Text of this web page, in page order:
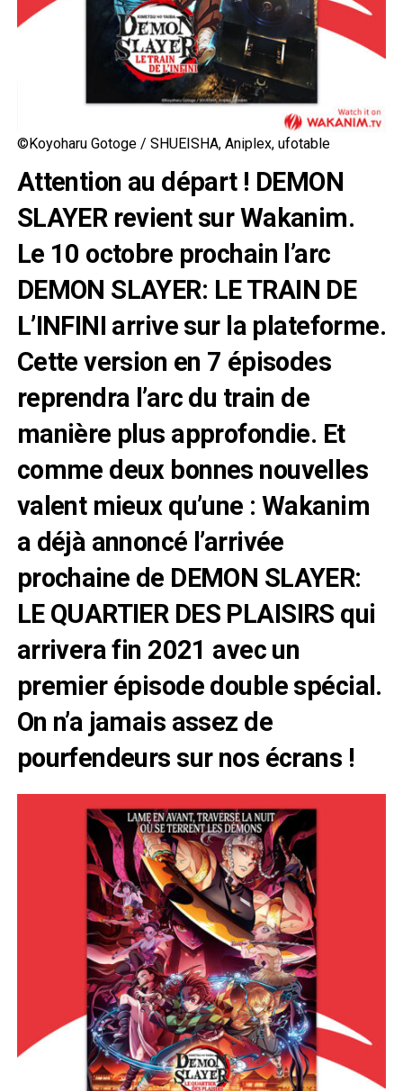
©Koyoharu Gotoge / SHUEISHA, Aniplex, ufotable
Attention au départ ! DEMON
SLAYER revient sur Wakanim.
Le 10 octobre prochain l’arc
DEMON SLAYER: LE TRAIN DE
L’INFINI arrive sur la plateforme.
Cette version en 7 épisodes
reprendra l’arc du train de
manière plus approfondie. Et
comme deux bonnes nouvelles
valent mieux qu’une : Wakanim
a déjà annoncé l’arrivée
prochaine de DEMON SLAYER:
LE QUARTIER DES PLAISIRS qui
arrivera fin 2021 avec un
premier épisode double spécial.
On n’a jamais assez de
pourfendeurs sur nos écrans !